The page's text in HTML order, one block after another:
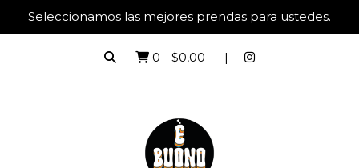
Seleccionamos las mejores prendas para ustedes.
0 - $0,00